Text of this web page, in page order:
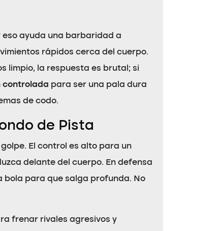
eso ayuda una barbaridad a
rápidos cerca del cuerpo.
limpio, la respuesta es brutal; si
controlada para ser una pala dura
de codo.
de Pista
El control es alto para un
delante del cuerpo. En defensa
bola para que salga profunda. No
frenar rivales agresivos y